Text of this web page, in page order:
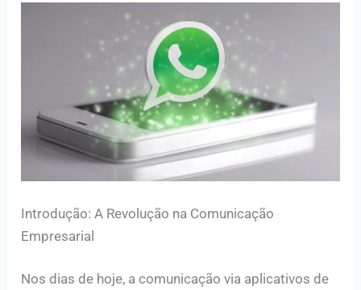
Introdução: A Revolução na Comunicação
Empresarial
Nos dias de hoje, a comunicação via aplicativos de